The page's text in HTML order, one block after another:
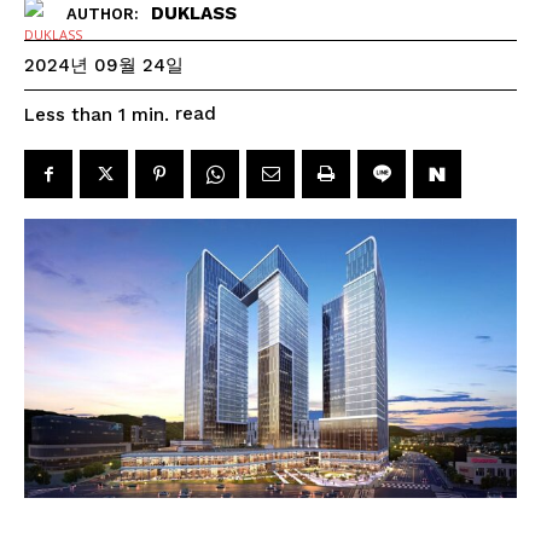
AUTHOR: DUKLASS
2024년 09월 24일
Less than 1 min. read